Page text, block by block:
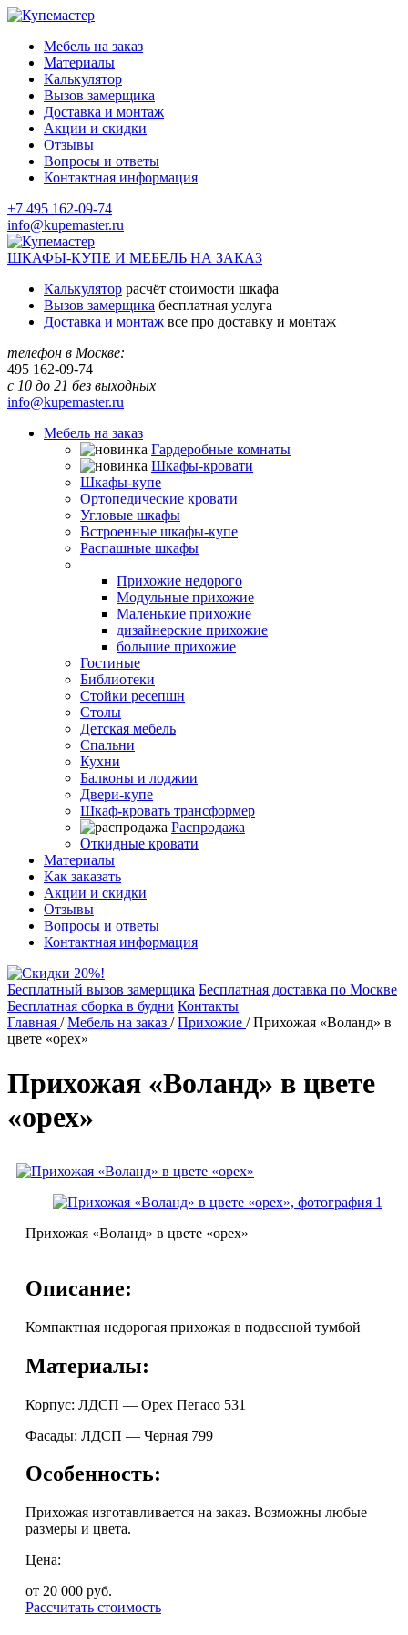
Мебель на заказ
Материалы
Калькулятор
Вызов замерщика
Доставка и монтаж
Акции и скидки
Отзывы
Вопросы и ответы
Контактная информация
+7 495 162-09-74
info@kupemaster.ru
ШКАФЫ-КУПЕ И МЕБЕЛЬ НА ЗАКАЗ
Калькулятор расчёт стоимости шкафа
Вызов замерщика бесплатная услуга
Доставка и монтаж все про доставку и монтаж
телефон в Москве:
495 162-09-74
с 10 до 21 без выходных
info@kupemaster.ru
Мебель на заказ
Гардеробные комнаты
Шкафы-кровати
Шкафы-купе
Ортопедические кровати
Угловые шкафы
Встроенные шкафы-купе
Распашные шкафы
Прихожие недорого
Модульные прихожие
Маленькие прихожие
дизайнерские прихожие
большие прихожие
Гостиные
Библиотеки
Стойки ресепшн
Столы
Детская мебель
Спальни
Кухни
Балконы и лоджии
Двери-купе
Шкаф-кровать трансформер
Распродажа
Откидные кровати
Материалы
Как заказать
Акции и скидки
Отзывы
Вопросы и ответы
Контактная информация
Бесплатный вызов замерщика Бесплатная доставка по Москве
Бесплатная сборка в будни Контакты
Главная /Мебель на заказ /Прихожие /Прихожая «Воланд» в
цвете «орех»
Прихожая «Воланд» в цвете
«орех»
Прихожая «Воланд» в цвете «орех»
Описание:
Компактная недорогая прихожая в подвесной тумбой
Материалы:
Корпус: ЛДСП — Орех Пегасо 531
Фасады: ЛДСП — Черная 799
Особенность:
Прихожая изготавливается на заказ. Возможны любые
размеры и цвета.
Цена:
от 20 000 руб.
Рассчитать стоимость